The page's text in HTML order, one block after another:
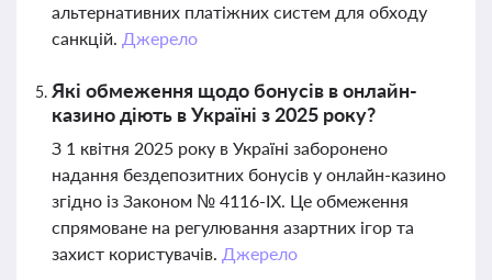
альтернативних платіжних систем для обходу
санкцій. Джерело
Які обмеження щодо бонусів в онлайн-
казино діють в Україні з 2025 року?
З 1 квітня 2025 року в Україні заборонено
надання бездепозитних бонусів у онлайн-казино
згідно із Законом № 4116-IX. Це обмеження
спрямоване на регулювання азартних ігор та
захист користувачів. Джерело